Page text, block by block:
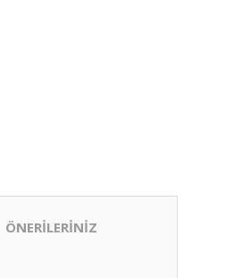
ÖNERİLERİNİZ